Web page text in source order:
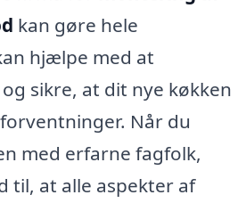
kan gøre hele
hjælpe med at
sikre, at dit nye køkken
Når du
med erfarne fagfolk,
til, at alle aspekter af